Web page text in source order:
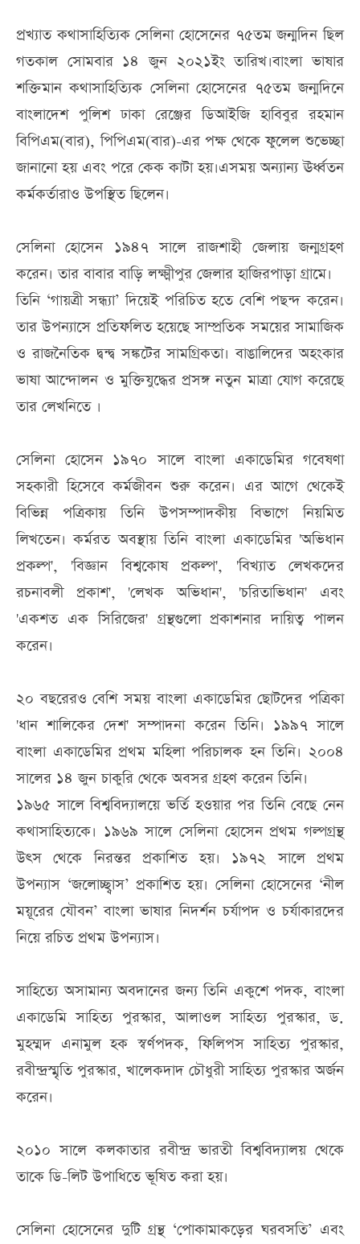
প্রখ্যাত কথাসাহিত্যিক সেলিনা হোসেনের ৭৫তম জন্মদিন ছিল
গতকাল সোমবার ১৪ জুন ২০২১ইং তারিখ।বাংলা ভাষার
শক্তিমান কথাসাহিত্যিক সেলিনা হোসেনের ৭৫তম জন্মদিনে
বাংলাদেশ পুলিশ ঢাকা রেঞ্জের ডিআইজি হাবিবুর রহমান
বিপিএম(বার), পিপিএম(বার)-এর পক্ষ থেকে ফুলেল শুভেচ্ছা
জানানো হয় এবং পরে কেক কাটা হয়।এসময় অন্যান্য ঊর্ধ্বতন
কর্মকর্তারাও উপস্থিত ছিলেন।
সেলিনা হোসেন ১৯৪৭ সালে রাজশাহী জেলায় জন্মগ্রহণ
করেন। তার বাবার বাড়ি লক্ষ্মীপুর জেলার হাজিরপাড়া গ্রামে।
তিনি ‘গায়ত্রী সন্ধ্যা’ দিয়েই পরিচিত হতে বেশি পছন্দ করেন।
তার উপন্যাসে প্রতিফলিত হয়েছে সাম্প্রতিক সময়ের সামাজিক
ও রাজনৈতিক দ্বন্দ্ব সঙ্কটের সামগ্রিকতা। বাঙালিদের অহংকার
ভাষা আন্দোলন ও মুক্তিযুদ্ধের প্রসঙ্গ নতুন মাত্রা যোগ করেছে
তার লেখনিতে ।
সেলিনা হোসেন ১৯৭০ সালে বাংলা একাডেমির গবেষণা
সহকারী হিসেবে কর্মজীবন শুরু করেন। এর আগে থেকেই
বিভিন্ন পত্রিকায় তিনি উপসম্পাদকীয় বিভাগে নিয়মিত
লিখতেন। কর্মরত অবস্থায় তিনি বাংলা একাডেমির 'অভিধান
প্রকল্প', 'বিজ্ঞান বিশ্বকোষ প্রকল্প', 'বিখ্যাত লেখকদের
রচনাবলী প্রকাশ', 'লেখক অভিধান', 'চরিতাভিধান' এবং
'একশত এক সিরিজের' গ্রন্থগুলো প্রকাশনার দায়িত্ব পালন
করেন।
২০ বছরেরও বেশি সময় বাংলা একাডেমির ছোটদের পত্রিকা
'ধান শালিকের দেশ' সম্পাদনা করেন তিনি। ১৯৯৭ সালে
বাংলা একাডেমির প্রথম মহিলা পরিচালক হন তিনি। ২০০৪
সালের ১৪ জুন চাকুরি থেকে অবসর গ্রহণ করেন তিনি।
১৯৬৫ সালে বিশ্ববিদ্যালয়ে ভর্তি হওয়ার পর তিনি বেছে নেন
কথাসাহিত্যকে। ১৯৬৯ সালে সেলিনা হোসেন প্রথম গল্পগ্রন্থ
উৎস থেকে নিরন্তর প্রকাশিত হয়। ১৯৭২ সালে প্রথম
উপন্যাস ‘জলোচ্ছ্বাস’ প্রকাশিত হয়। সেলিনা হোসেনের ‘নীল
ময়ূরের যৌবন’ বাংলা ভাষার নিদর্শন চর্যাপদ ও চর্যাকারদের
নিয়ে রচিত প্রথম উপন্যাস।
সাহিত্যে অসামান্য অবদানের জন্য তিনি একুশে পদক, বাংলা
একাডেমি সাহিত্য পুরস্কার, আলাওল সাহিত্য পুরস্কার, ড.
মুহম্মদ এনামুল হক স্বর্ণপদক, ফিলিপস সাহিত্য পুরস্কার,
রবীন্দ্রস্মৃতি পুরস্কার, খালেকদাদ চৌধুরী সাহিত্য পুরস্কার অর্জন
করেন।
২০১০ সালে কলকাতার রবীন্দ্র ভারতী বিশ্ববিদ্যালয় থেকে
তাকে ডি-লিট উপাধিতে ভূষিত করা হয়।
সেলিনা হোসেনের দুটি গ্রন্থ ‘পোকামাকড়ের ঘরবসতি’ এবং